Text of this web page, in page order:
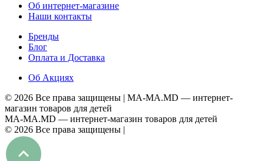
Об интернет-магазине
Наши контакты
Бренды
Блог
Оплата и Доставка
Об Акциях
© 2026 Все права защищены | MA-MA.MD — интернет-
магазин товаров для детей
MA-MA.MD — интернет-магазин товаров для детей
© 2026 Все права защищены |